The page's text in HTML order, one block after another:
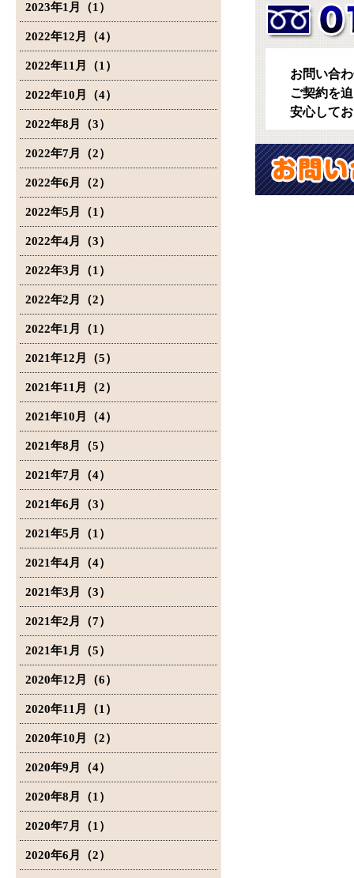
2023年1月（1）
2022年12月（4）
2022年11月（1）
2022年10月（4）
2022年8月（3）
2022年7月（2）
2022年6月（2）
2022年5月（1）
2022年4月（3）
2022年3月（1）
2022年2月（2）
2022年1月（1）
2021年12月（5）
2021年11月（2）
2021年10月（4）
2021年8月（5）
2021年7月（4）
2021年6月（3）
2021年5月（1）
2021年4月（4）
2021年3月（3）
2021年2月（7）
2021年1月（5）
2020年12月（6）
2020年11月（1）
2020年10月（2）
2020年9月（4）
2020年8月（1）
2020年7月（1）
2020年6月（2）
お問い合
ご契約を
安心して